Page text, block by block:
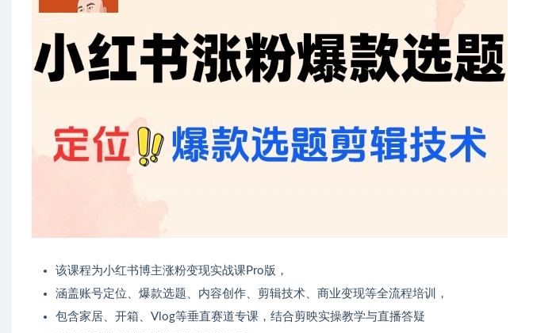
该课程为小红书博主涨粉变现实战课Pro版，
涵盖账号定位、爆款选题、内容创作、剪辑技术、商业变现等全流程培训，
包含家居、开箱、Vlog等垂直赛道专课，结合剪映实操教学与直播答疑